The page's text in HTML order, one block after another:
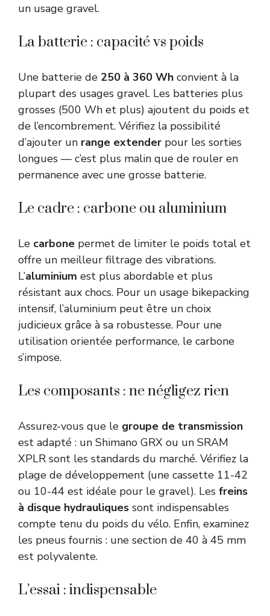
un usage gravel.
La batterie : capacité vs poids
Une batterie de 250 à 360 Wh convient à la
plupart des usages gravel. Les batteries plus
grosses (500 Wh et plus) ajoutent du poids et
de l’encombrement. Vérifiez la possibilité
d’ajouter un range extender pour les sorties
longues — c’est plus malin que de rouler en
permanence avec une grosse batterie.
Le cadre : carbone ou aluminium
Le carbone permet de limiter le poids total et
offre un meilleur filtrage des vibrations.
L’aluminium est plus abordable et plus
résistant aux chocs. Pour un usage bikepacking
intensif, l’aluminium peut être un choix
judicieux grâce à sa robustesse. Pour une
utilisation orientée performance, le carbone
s’impose.
Les composants : ne négligez rien
Assurez-vous que le groupe de transmission
est adapté : un Shimano GRX ou un SRAM
XPLR sont les standards du marché. Vérifiez la
plage de développement (une cassette 11-42
ou 10-44 est idéale pour le gravel). Les freins
à disque hydrauliques sont indispensables
compte tenu du poids du vélo. Enfin, examinez
les pneus fournis : une section de 40 à 45 mm
est polyvalente.
L’essai : indispensable